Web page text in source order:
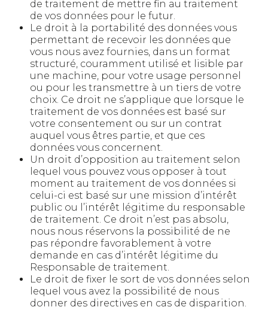
de traitement de mettre fin au traitement
de vos données pour le futur.
Le droit à la portabilité des données vous
permettant de recevoir les données que
vous nous avez fournies, dans un format
structuré, couramment utilisé et lisible par
une machine, pour votre usage personnel
ou pour les transmettre à un tiers de votre
choix. Ce droit ne s’applique que lorsque le
traitement de vos données est basé sur
votre consentement ou sur un contrat
auquel vous êtres partie, et que ces
données vous concernent.
Un droit d’opposition au traitement selon
lequel vous pouvez vous opposer à tout
moment au traitement de vos données si
celui-ci est basé sur une mission d’intérêt
public ou l’intérêt légitime du responsable
de traitement. Ce droit n’est pas absolu,
nous nous réservons la possibilité de ne
pas répondre favorablement à votre
demande en cas d’intérêt légitime du
Responsable de traitement.
Le droit de fixer le sort de vos données selon
lequel vous avez la possibilité de nous
donner des directives en cas de disparition.